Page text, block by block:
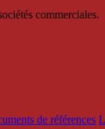
commerciales.
de références